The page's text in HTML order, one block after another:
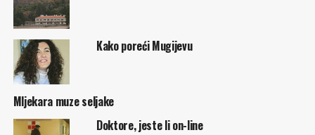
Kako poreći Mugijevu
Mljekara muze seljake
Doktore, jeste li on-line